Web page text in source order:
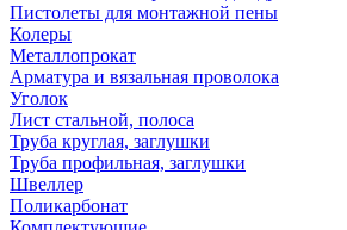
Пистолеты для монтажной пены
Колеры
Металлопрокат
Арматура и вязальная проволока
Уголок
Лист стальной, полоса
Труба круглая, заглушки
Труба профильная, заглушки
Швеллер
Поликарбонат